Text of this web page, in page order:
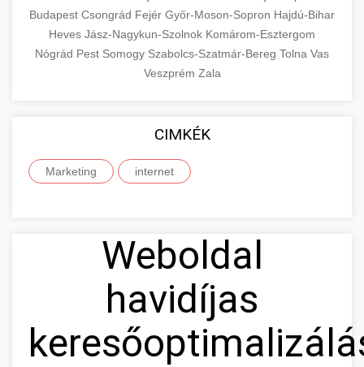
Budapest Csongrád Fejér Győr-Moson-Sopron Hajdú-Bihar
Heves Jász-Nagykun-Szolnok Komárom-Esztergom
Nógrád Pest Somogy Szabolcs-Szatmár-Bereg Tolna Vas
Veszprém Zala
CIMKÉK
Marketing internet
Weboldal
havidíjas